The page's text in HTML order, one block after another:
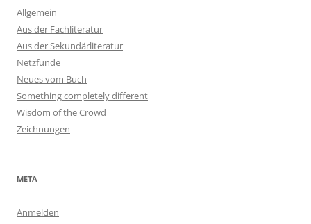
Allgemein
Aus der Fachliteratur
Aus der Sekundärliteratur
Netzfunde
Neues vom Buch
Something completely different
Wisdom of the Crowd
Zeichnungen
META
Anmelden